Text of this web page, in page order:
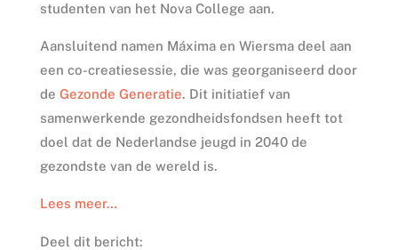
studenten van het Nova College aan.
Aansluitend namen Máxima en Wiersma deel aan
een co-creatiesessie, die was georganiseerd door
de Gezonde Generatie. Dit initiatief van
samenwerkende gezondheidsfondsen heeft tot
doel dat de Nederlandse jeugd in 2040 de
gezondste van de wereld is.
Lees meer…
Deel dit bericht: